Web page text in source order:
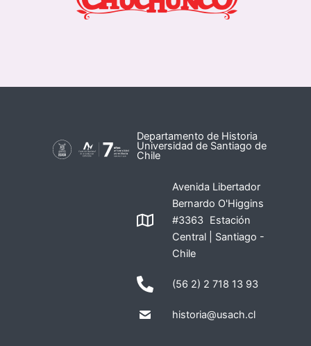
Departamento de Historia
Universidad de Santiago de
Chile
Avenida Libertador
Bernardo O'Higgins
#3363 Estación
Central | Santiago -
Chile
(56 2) 2 718 13 93
historia@usach.cl